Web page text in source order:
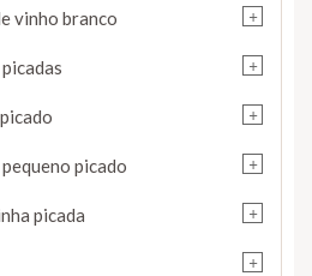
+
vinho branco
+
+
+
picado
+
picada
+